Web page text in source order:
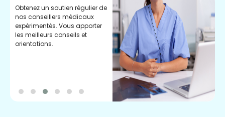
Obtenez un soutien régulier de
nos conseillers médicaux
expérimentés. Vous apporter
les meilleurs conseils et
orientations.